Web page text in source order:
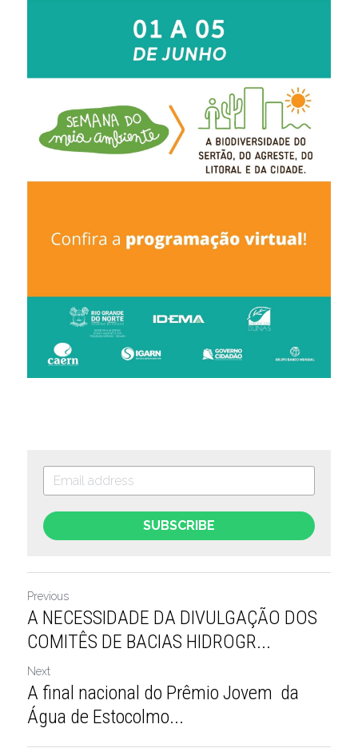
SUBSCRIBE
Previous
A NECESSIDADE DA DIVULGAÇÃO DOS
COMITÊS DE BACIAS HIDROGR...
Next
A final nacional do Prêmio Jovem da
Água de Estocolmo...